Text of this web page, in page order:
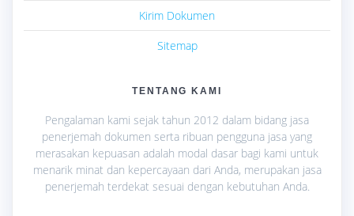
Kirim Dokumen
Sitemap
TENTANG KAMI
Pengalaman kami sejak tahun 2012 dalam bidang jasa
penerjemah dokumen serta ribuan pengguna jasa yang
merasakan kepuasan adalah modal dasar bagi kami untuk
menarik minat dan kepercayaan dari Anda, merupakan jasa
penerjemah terdekat sesuai dengan kebutuhan Anda.